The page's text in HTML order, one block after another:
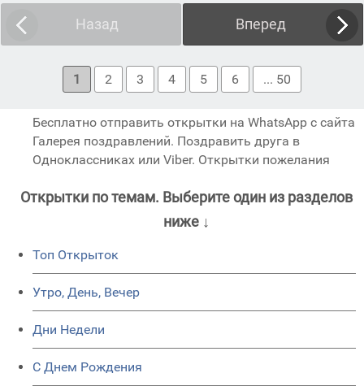
Назад Вперед
1 2 3 4 5 6 ... 50
Бесплатно отправить открытки на WhatsApp с сайта
Галерея поздравлений. Поздравить друга в
Одноклассниках или Viber. Открытки пожелания
Открытки по темам. Выберите один из разделов
ниже ↓
Топ Открыток
Утро, День, Вечер
Дни Недели
C Днем Рождения